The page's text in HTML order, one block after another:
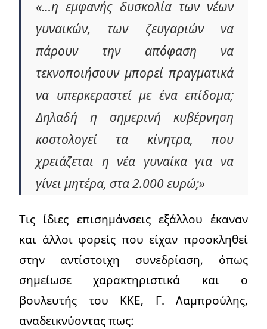
«…η εμφανής δυσκολία των νέων
γυναικών, των ζευγαριών να
πάρουν την απόφαση να
τεκνοποιήσουν μπορεί πραγματικά
να υπερκεραστεί με ένα επίδομα;
Δηλαδή η σημερινή κυβέρνηση
κοστολογεί τα κίνητρα, που
χρειάζεται η νέα γυναίκα για να
γίνει μητέρα, στα 2.000 ευρώ;»
Τις ίδιες επισημάνσεις εξάλλου έκαναν
και άλλοι φορείς που είχαν προσκληθεί
στην αντίστοιχη συνεδρίαση, όπως
σημείωσε χαρακτηριστικά και ο
βουλευτής του ΚΚΕ, Γ. Λαμπρούλης,
αναδεικνύοντας πως: